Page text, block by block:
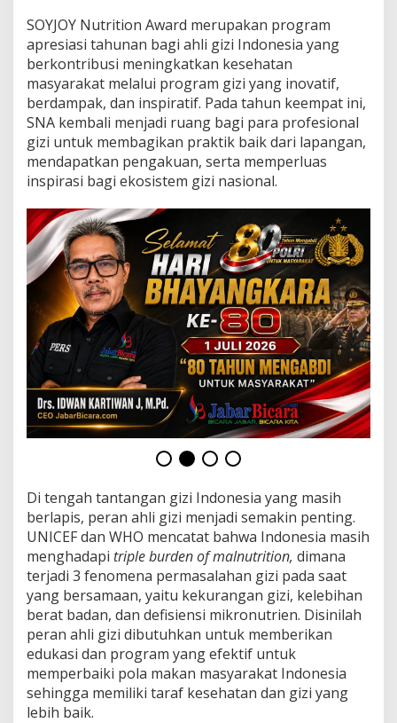
n
g
I
n
o
v
a
s
i
A
h
i
G
i
z
i
u
n
n
d
o
n
e
s
a
e
b
i
h
S
e
h
t
SOYJOY Nutrition Award merupakan program
apresiasi tahunan bagi ahli gizi Indonesia yang
berkontribusi meningkatkan kesehatan
masyarakat melalui program gizi yang inovatif,
berdampak, dan inspiratif. Pada tahun keempat ini,
SNA kembali menjadi ruang bagi para profesional
gizi untuk membagikan praktik baik dari lapangan,
mendapatkan pengakuan, serta memperluas
inspirasi bagi ekosistem gizi nasional.
Di tengah tantangan gizi Indonesia yang masih
berlapis, peran ahli gizi menjadi semakin penting.
UNICEF dan WHO mencatat bahwa Indonesia masih
menghadapi triple burden of malnutrition, dimana
terjadi 3 fenomena permasalahan gizi pada saat
yang bersamaan, yaitu kekurangan gizi, kelebihan
berat badan, dan defisiensi mikronutrien. Disinilah
peran ahli gizi dibutuhkan untuk memberikan
edukasi dan program yang efektif untuk
memperbaiki pola makan masyarakat Indonesia
sehingga memiliki taraf kesehatan dan gizi yang
lebih baik.